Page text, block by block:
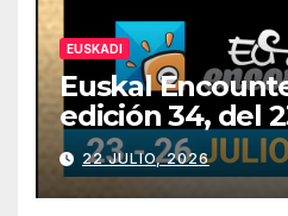
EUSKADI
Euskal
edición 34, del
julio
22 JULIO, 2026